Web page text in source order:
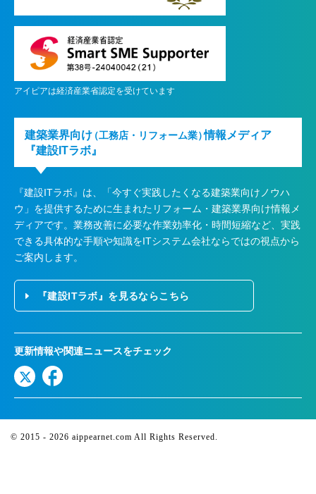
アイピアは経済産業省認定を受けています
建築業界向け（工務店・リフォーム業）情報メディア
『建設ITラボ』
『建設ITラボ』は、
「今すぐ実践したくなる建築業向けノウハ
ウ」を提供するために生まれたリフォーム・建築業界向け情報メ
ディアです。業務改善に必要な作業効率化・時間短縮など、実践
できる具体的な手順や知識をITシステム会社ならではの視点から
ご案内します。
『建設ITラボ』を見るならこちら
更新情報や関連ニュースをチェック
© 2015 - 2026 aippearnet.com All Rights Reserved.